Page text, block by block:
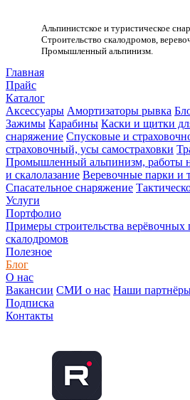
Альпинистское и туристическое
Строительство скалодромов,
Промышленный альпинизм.
Главная
Прайс
Каталог
Аксессуары Амортизаторы рывка
Зажимы Карабины Каски и щитки
снаряжение Спусковые и
страховочный, усы самостраховки
Промышленный альпинизм, работы
и скалолазание Веревочные парки и
Спасательное снаряжение
Услуги
Портфолио
Примеры строительства верёвочных
скалодромов
Полезное
Блог
О нас
Вакансии СМИ о нас Наши
Подписка
Контакты